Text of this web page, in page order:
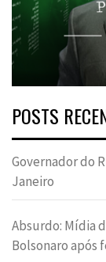
POSTS
Governador do
Janeiro
Absurdo: Mídia
Bolsonaro após